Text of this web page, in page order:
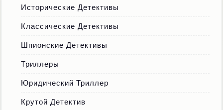
Исторические Детективы
Классические Детективы
Шпионские Детективы
Триллеры
Юридический Триллер
Крутой Детектив